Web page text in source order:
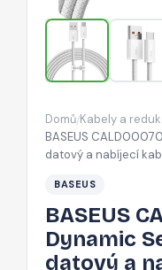
Domů/Kabely a
BASEUS
datový a nabíjecí
BASEUS
BASEUS
Dynamic
datový a